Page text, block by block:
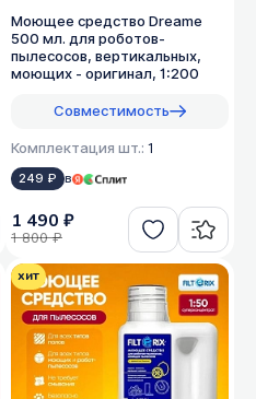
Моющее средство Dreame
500 мл. для роботов-
пылесосов, вертикальных,
моющих - оригинал, 1:200
Совместимость
Комплектация шт.: 1
249 ₽ в
1 490 ₽
1 800 ₽
хит